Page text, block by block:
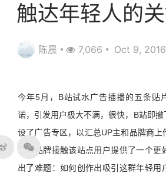
触达年轻人的
陈晨 7,066 Oct 9, 2016
今年5月，B站试水广告插播的五条贴
诺，引发用户极大不满，很快，B站即
设了广告专区，以汇总UP主和品牌商上
倒为品牌接触该站点用户提供了一个
出了难题：如何创作出吸引这群年轻用